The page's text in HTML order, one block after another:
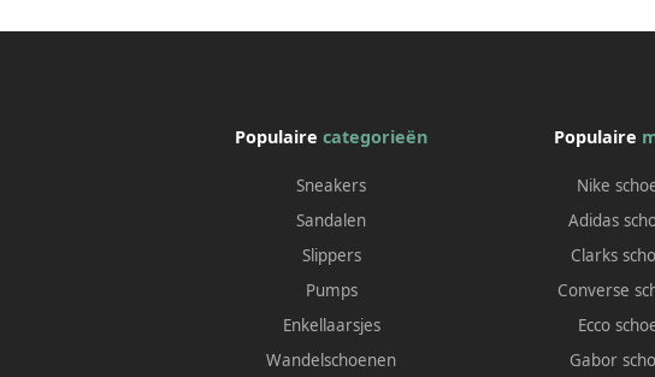
Populairecategorieën
Sneakers
Sandalen
Slippers
Pumps
Enkellaarsjes
Wandelschoenen
Populaire
Nike
Adidas
Clarks
Converse
Ecco
Gabor